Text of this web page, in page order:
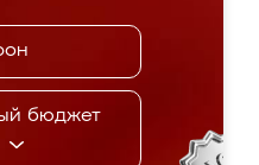
бюджет